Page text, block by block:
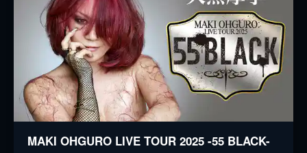
MAKI OHGURO LIVE TOUR 2025 -55 BLACK-